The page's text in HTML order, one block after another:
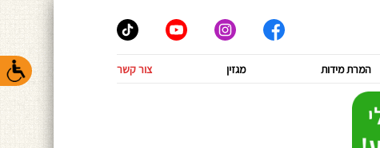
המרת מידות מגזין צור קשר